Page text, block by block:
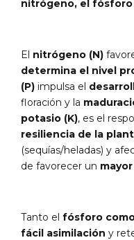
nitrógeno, el fósforo
El nitrógeno (N)
determina el nivel
(P) impulsa el
floración y la
potasio (K), es el
resiliencia de la
(sequías/heladas) y
de favorecer un
Tanto el fósforo
fácil asimilación y